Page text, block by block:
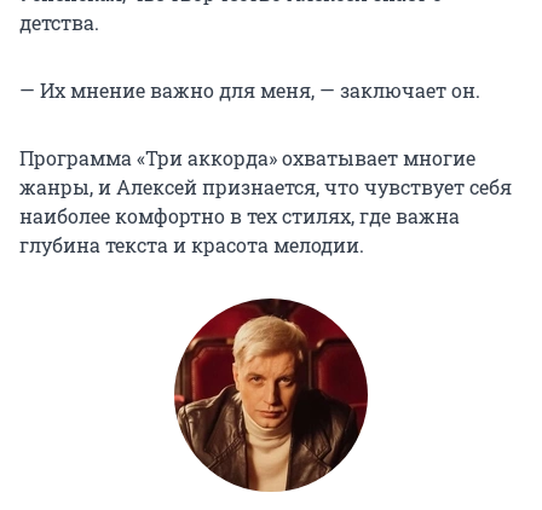
детства.
— Их мнение важно для меня, — заключает он.
Программа «Три аккорда» охватывает многие
жанры, и Алексей признается, что чувствует себя
наиболее комфортно в тех стилях, где важна
глубина текста и красота мелодии.